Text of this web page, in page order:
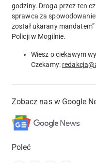
godziny. Droga przez ten
sprawca za
został ukarany
Policji w Mogilnie.
Wiesz o ciekawym
Czekamy:
Zobacz nas w Google
Poleć